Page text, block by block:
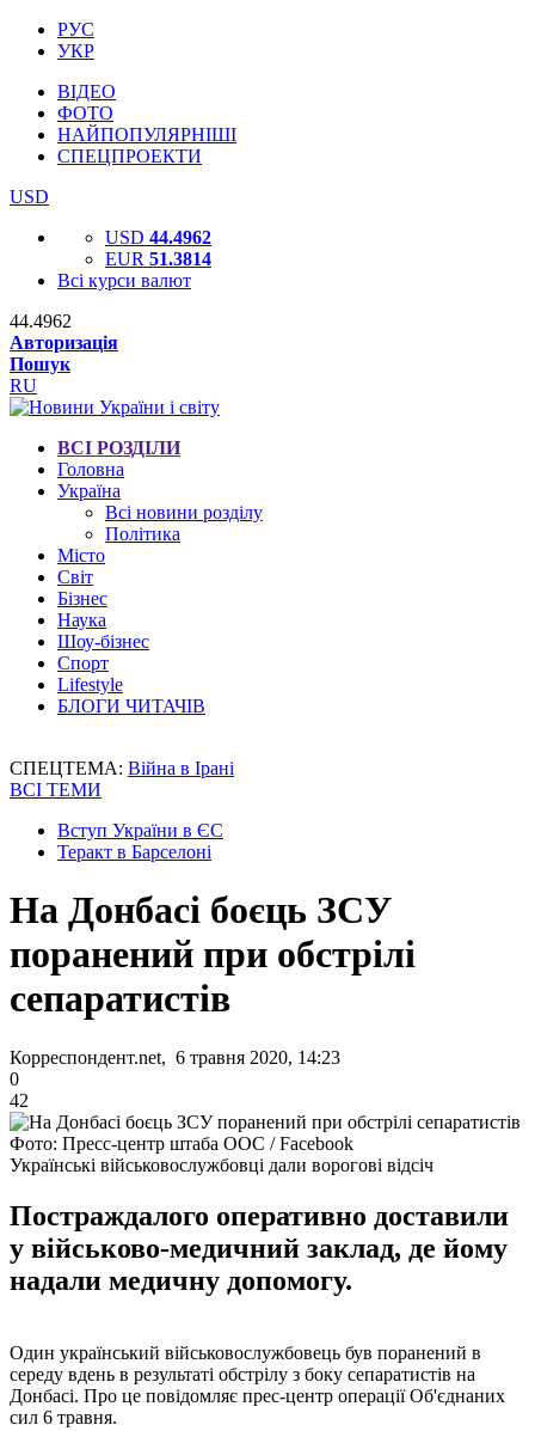
РУС
УКР
ВІДЕО
ФОТО
НАЙПОПУЛЯРНІШІ
СПЕЦПРОЕКТИ
USD
USD 44.4962
EUR 51.3814
Всі курси валют
44.4962
Авторизація
Пошук
RU
ВСІ РОЗДІЛИ
Головна
Україна
Всі новини розділу
Політика
Місто
Світ
Бізнес
Наука
Шоу-бізнес
Спорт
Lifestyle
БЛОГИ ЧИТАЧІВ
СПЕЦТЕМА: Війна в Ірані
ВСІ ТЕМИ
Вступ України в ЄС
Теракт в Барселоні
На Донбасі боєць ЗСУ
поранений при обстрілі
сепаратистів
Корреспондент.net, 6 травня 2020, 14:23
0
42
Фото: Пресс-центр штаба ООС / Facebook
Українські військовослужбовці дали ворогові відсіч
Постраждалого оперативно доставили
у військово-медичний заклад, де йому
надали медичну допомогу.
Один український військовослужбовець був поранений в
середу вдень в результаті обстрілу з боку сепаратистів на
Донбасі. Про це повідомляє прес-центр операції Об'єднаних
сил 6 травня.